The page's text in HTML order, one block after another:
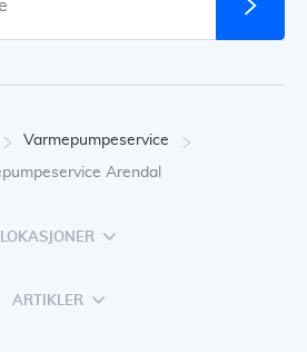
Varmepumpeservice
Arendal
LOKASJONER
ARTIKLER